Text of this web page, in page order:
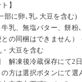
】
部に卵､乳､大豆を含む)
乳、無塩バター、餅
の同梱はできません
・大豆を含む
解凍後冷蔵保存にて2
方は選択ボタンにて選